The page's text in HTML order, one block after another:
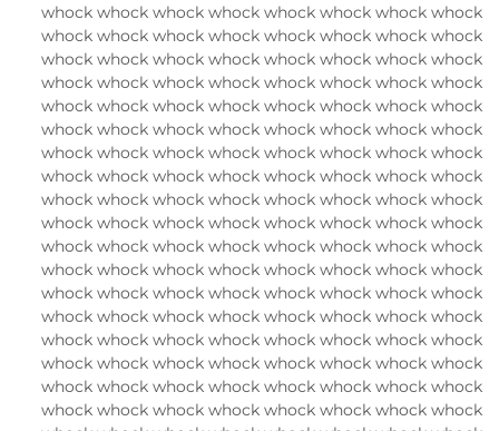
whock whock whock whock whock whock whock whock
whock whock whock whock whock whock whock whock
whock whock whock whock whock whock whock whock
whock whock whock whock whock whock whock whock
whock whock whock whock whock whock whock whock
whock whock whock whock whock whock whock whock
whock whock whock whock whock whock whock whock
whock whock whock whock whock whock whock whock
whock whock whock whock whock whock whock whock
whock whock whock whock whock whock whock whock
whock whock whock whock whock whock whock whock
whock whock whock whock whock whock whock whock
whock whock whock whock whock whock whock whock
whock whock whock whock whock whock whock whock
whock whock whock whock whock whock whock whock
whock whock whock whock whock whock whock whock
whock whock whock whock whock whock whock whock
whock whock whock whock whock whock whock whock